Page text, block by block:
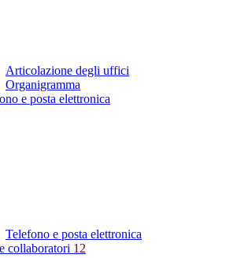
Articolazione degli uffici
Organigramma
e posta elettronica
Telefono e posta elettronica
collaboratori 12